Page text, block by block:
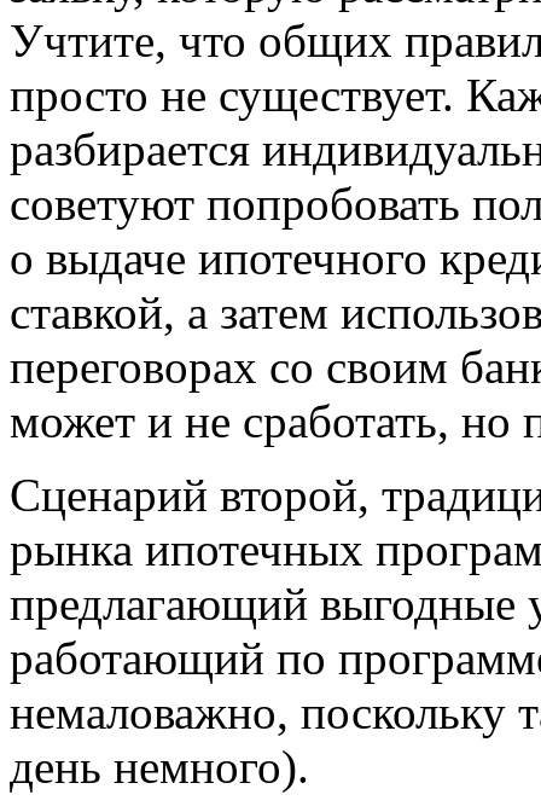
Учтите, что общих
просто не существует.
разбирается
советуют попробовать
о выдаче ипотечного
ставкой, а затем
переговорах со своим
может и не сработать, но
Сценарий второй,
рынка ипотечных
предлагающий выгодные
работающий по
немаловажно, поскольку
день немного).